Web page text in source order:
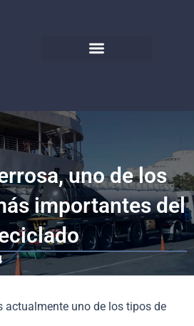
uno de los
importantes del
actualmente uno de los tipos de